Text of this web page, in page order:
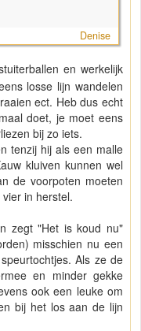
Denise
en werkelijk
losse lijn wandelen
ect. Heb dus echt
doet, je moet eens
bij zo iets.
tenzij hij als een malle
kluiven kunnen wel
de voorpoten moeten
in herstel.
zegt "Het is koud nu"
misschien nu een
Als ze de
en minder gekke
ook een leuke om
bij het los aan de lijn